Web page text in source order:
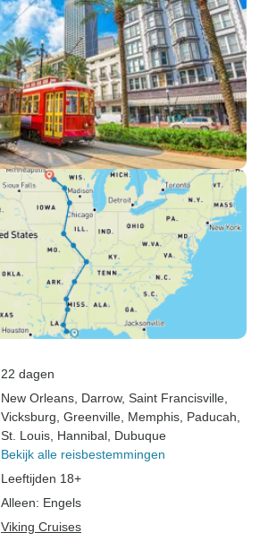
22 dagen
New Orleans , Darrow, Saint Francisville
Vicksburg , Greenville , Memphis , Paducah
St. Louis , Hannibal , Dubuque
Bekijk alle reisbestemmingen
Leeftijden 18+
Alleen: Engels
Viking Cruises